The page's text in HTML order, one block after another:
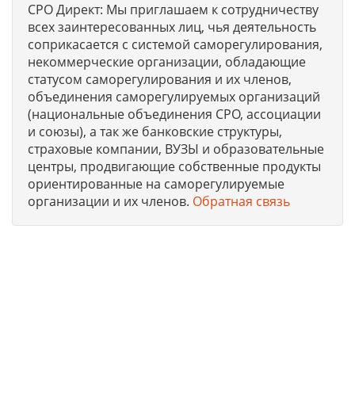
СРО Директ: Мы приглашаем к сотрудничеству
всех заинтересованных лиц, чья деятельность
соприкасается с системой саморегулирования,
некоммерческие организации, обладающие
статусом саморегулирования и их членов,
объединения саморегулируемых организаций
(национальные объединения СРО, ассоциации
и союзы), а так же банковские структуры,
страховые компании, ВУЗЫ и образовательные
центры, продвигающие собственные продукты
ориентированные на саморегулируемые
организации и их членов. Обратная связь